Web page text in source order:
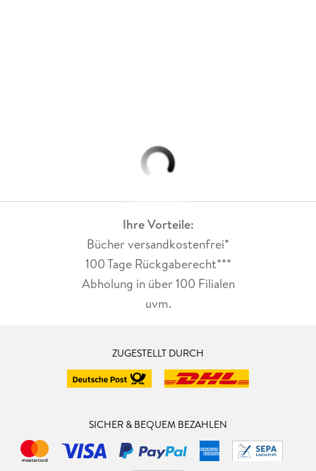
Ihre Vorteile:
Bücher versandkostenfrei*
100 Tage Rückgaberecht***
Abholung in über 100 Filialen
uvm.
ZUGESTELLT DURCH
SICHER & BEQUEM BEZAHLEN